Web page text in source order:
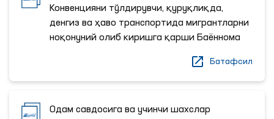
Конвенцияни тўлдирувчи, қуруқлиқда,
денгиз ва ҳаво транспортида мигрантларни
ноқонуний олиб киришга қарши Баённома
Батафсил
Одам савдосига ва учинчи шахслар